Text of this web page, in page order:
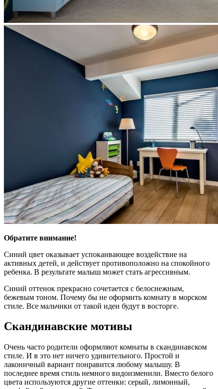
Обратите внимание!
Синий цвет оказывает успокаивающее воздействие на
активных детей, и действует противоположно на спокойного
ребенка. В результате малыш может стать агрессивным.
Синий оттенок прекрасно сочетается с белоснежным,
бежевым тоном. Почему бы не оформить комнату в морском
стиле. Все мальчики от такой идеи будут в восторге.
Скандинавские мотивы
Очень часто родители оформляют комнаты в скандинавском
стиле. И в это нет ничего удивительного. Простой и
лаконичный вариант понравится любому малышу. В
последнее время стиль немного видоизменили. Вместо белого
цвета используются другие оттенки: серый, лимонный,